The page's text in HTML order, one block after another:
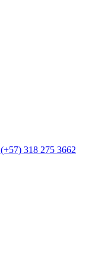
(+57) 318 275 3662